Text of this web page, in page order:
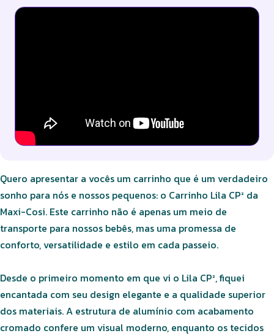
Quero apresentar a vocês um carrinho que é um verdadeiro
sonho para nós e nossos pequenos: o Carrinho Lila CP² da
Maxi-Cosi. Este carrinho não é apenas um meio de
transporte para nossos bebês, mas uma promessa de
conforto, versatilidade e estilo em cada passeio.
Desde o primeiro momento em que vi o Lila CP², fiquei
encantada com seu design elegante e a qualidade superior
dos materiais. A estrutura de alumínio com acabamento
cromado confere um visual moderno, enquanto os tecidos